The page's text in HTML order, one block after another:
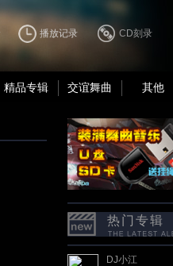
播放记录 CD刻录
精品专辑 交谊舞曲 其他
热门专辑
DJ小江